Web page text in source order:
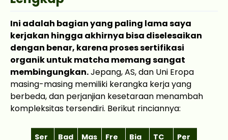
Ini adalah bagian yang paling lama saya
kerjakan hingga akhirnya bisa diselesaikan
dengan benar, karena proses sertifikasi
organik untuk matcha memang sangat
membingungkan.Jepang, AS, dan Uni Eropa
masing-masing memiliki kerangka kerja yang
berbeda, dan perjanjian kesetaraan menambah
kompleksitas tersendiri. Berikut rinciannya:
Ser
Bad
Mas
Fre
Bia
TC
Per